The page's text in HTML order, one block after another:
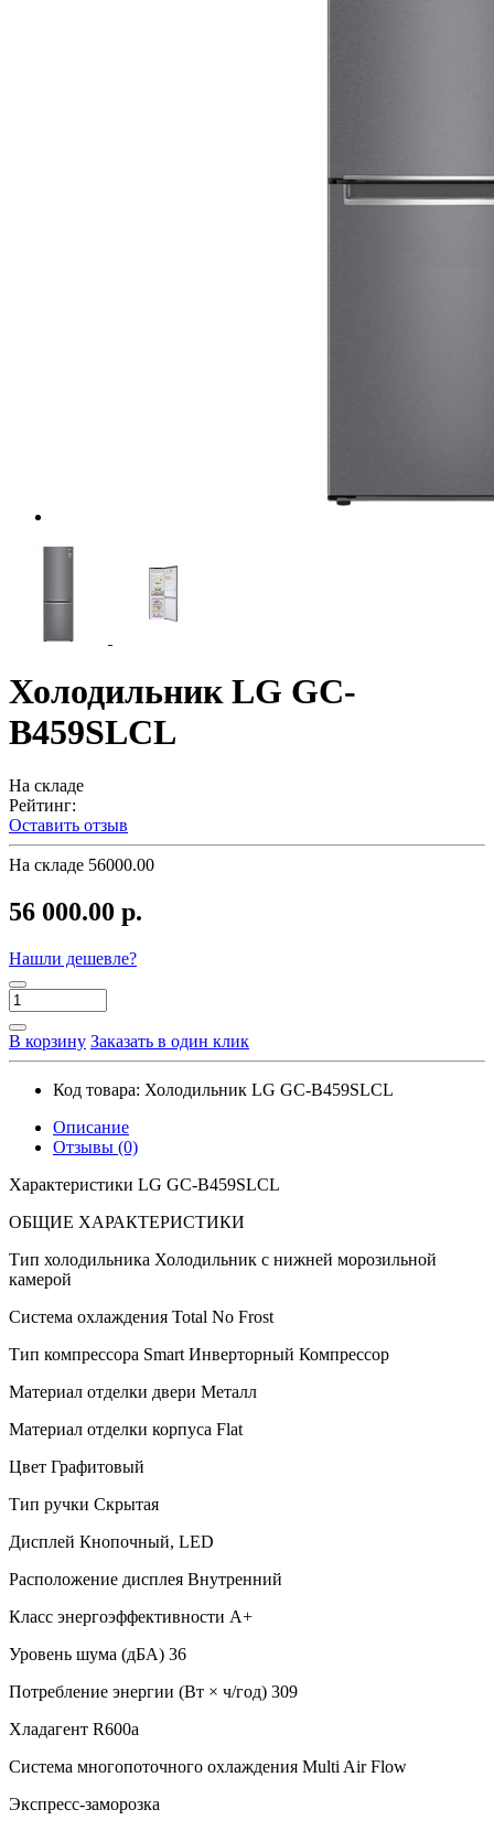
Холодильник LG GC-
B459SLCL
На складе
Рейтинг:
Оставить отзыв
На складе 56000.00
56 000.00 р.
Нашли дешевле?
В корзину Заказать в один клик
Код товара: Холодильник LG GC-B459SLCL
Описание
Отзывы (0)
Характеристики LG GC-B459SLCL
ОБЩИЕ ХАРАКТЕРИСТИКИ
Тип холодильника Холодильник с нижней морозильной
камерой
Система охлаждения Total No Frost
Тип компрессора Smart Инверторный Компрессор
Материал отделки двери Металл
Материал отделки корпуса Flat
Цвет Графитовый
Тип ручки Скрытая
Дисплей Кнопочный, LED
Расположение дисплея Внутренний
Класс энергоэффективности A+
Уровень шума (дБА) 36
Потребление энергии (Вт × ч/год) 309
Хладагент R600a
Система многопоточного охлаждения Multi Air Flow
Экспресс-заморозка